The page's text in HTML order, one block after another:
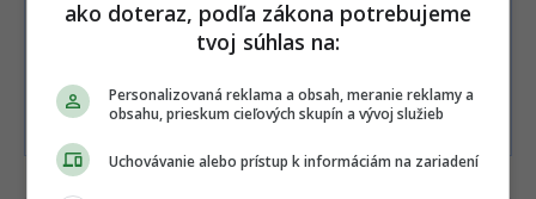
Zaplatiť kartou
Súhlasím sPodmienkami ochrany súkromia,
Podmienkami používania,Všeobecnými obchodnými
podmienkamiaPodmienkami TrustPay.
ako doteraz, podľa zákona potrebujeme
tvoj súhlas na:
Personalizovaná reklama a obsah, meranie reklamy a
obsahu, prieskum cieľových skupín a vývoj služieb
Uchovávanie alebo prístup k informáciám na zariadení